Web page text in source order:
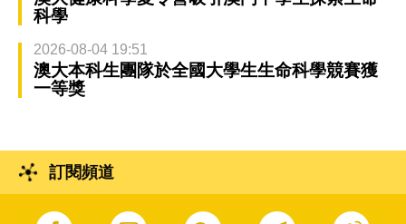
科學
2026-08-04 19:51
澳大本科生團隊於全國大學生生命科學競賽獲
一等獎
訂閱頻道